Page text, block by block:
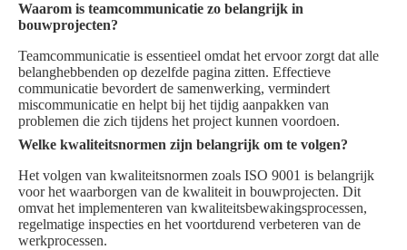
Waarom is teamcommunicatie zo belangrijk in
bouwprojecten?
Teamcommunicatie is essentieel omdat het ervoor zorgt dat alle
belanghebbenden op dezelfde pagina zitten. Effectieve
communicatie bevordert de samenwerking, vermindert
miscommunicatie en helpt bij het tijdig aanpakken van
problemen die zich tijdens het project kunnen voordoen.
Welke kwaliteitsnormen zijn belangrijk om te volgen?
Het volgen van kwaliteitsnormen zoals ISO 9001 is belangrijk
voor het waarborgen van de kwaliteit in bouwprojecten. Dit
omvat het implementeren van kwaliteitsbewakingsprocessen,
regelmatige inspecties en het voortdurend verbeteren van de
werkprocessen.